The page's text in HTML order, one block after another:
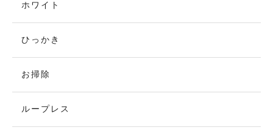
ホワイト
ひっかき
お掃除
ループレス